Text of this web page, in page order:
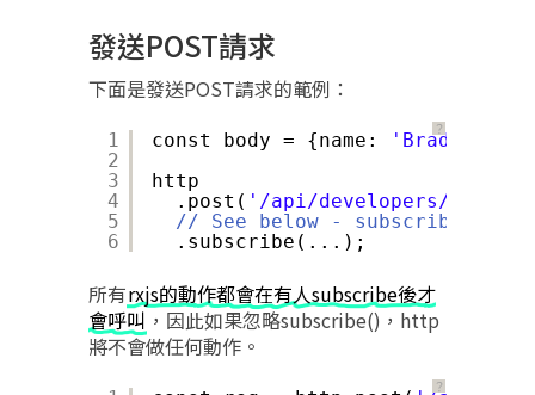
發送POST請求
下面是發送POST請求的範例：
？
1
2
3
4
5
6
const body = {name: 'Brad'
http
.post( '/api/developers/add'
// See below - subscribe() is
.subscribe(...);
所有rxjs的動作都會在有人subscribe後才
會呼叫 ，因此如果忽略subscribe()，http
將不會做任何動作。
？